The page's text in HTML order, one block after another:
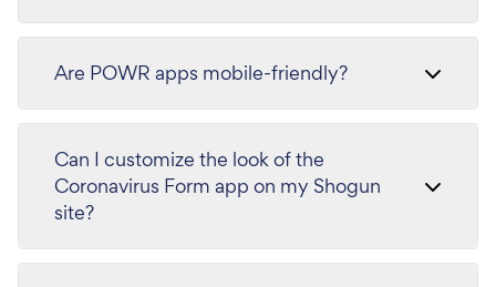
Are POWR apps mobile-friendly?
Can I customize the look of the
Coronavirus Form app on my Shogun
site?